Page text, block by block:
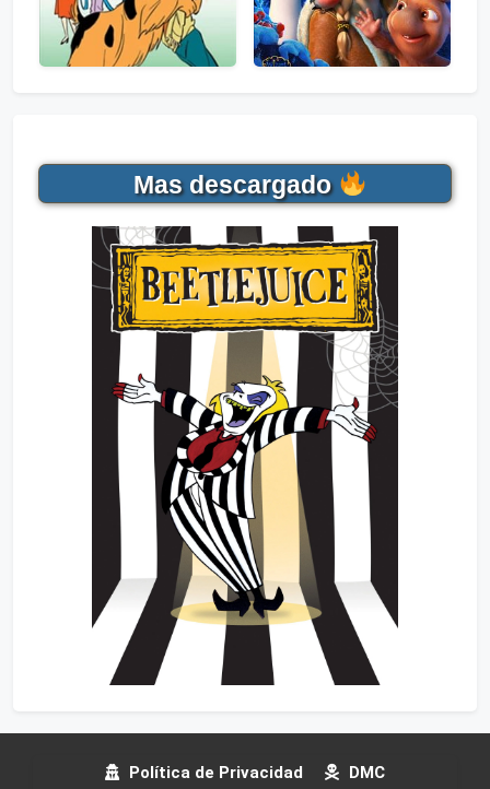
Mas descargado
Política de Privacidad DMC